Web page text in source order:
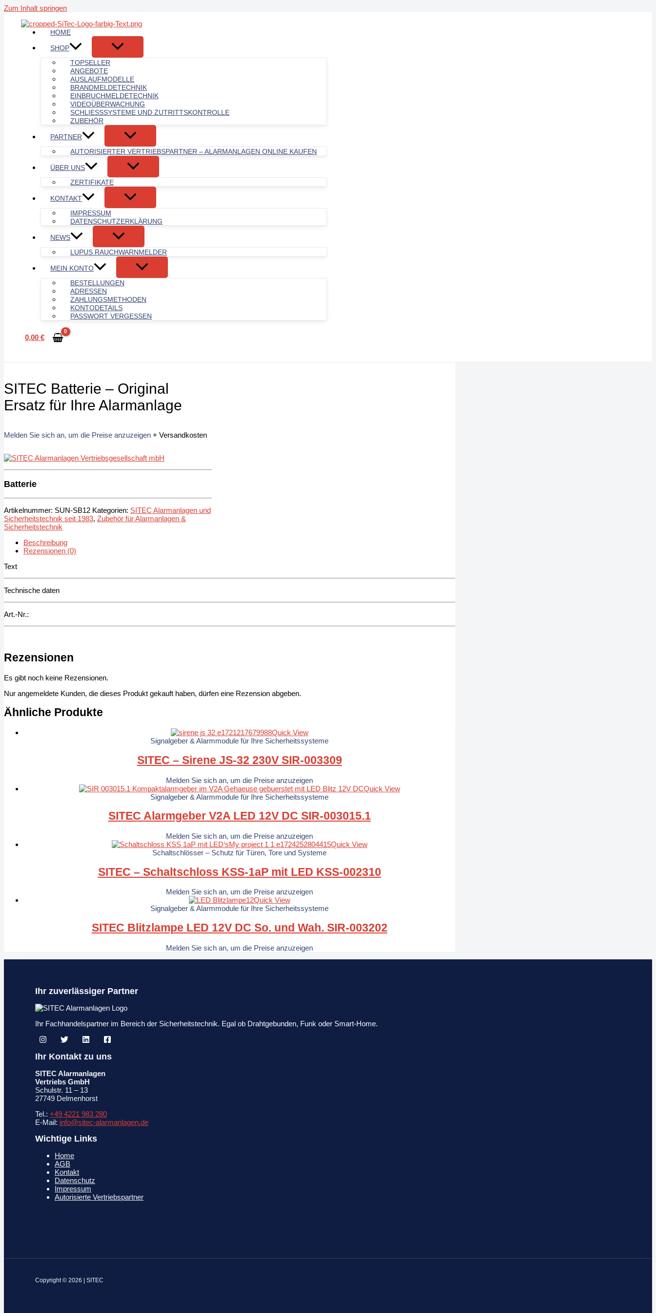
Zum Inhalt springen
HOME
SHOP
TOPSELLER
ANGEBOTE
AUSLAUFMODELLE
BRANDMELDETECHNIK
EINBRUCHMELDETECHNIK
VIDEOÜBERWACHUNG
SCHLIESSSYSTEME UND ZUTRITTSKONTROLLE
ZUBEHÖR
PARTNER
AUTORISIERTER VERTRIEBSPARTNER – ALARMANLAGEN ONLINE KAUFEN
ÜBER UNS
ZERTIFIKATE
KONTAKT
IMPRESSUM
DATENSCHUTZERKLÄRUNG
NEWS
LUPUS RAUCHWARNMELDER
MEIN KONTO
BESTELLUNGEN
ADRESSEN
ZAHLUNGSMETHODEN
KONTODETAILS
PASSWORT VERGESSEN
0,00 €
SITEC Batterie – Original
Ersatz für Ihre Alarmanlage
Melden Sie sich an, um die Preise anzuzeigen + Versandkosten
Batterie
Artikelnummer: SUN-SB12 Kategorien: SITEC Alarmanlagen und
Sicherheitstechnik seit 1983, Zubehör für Alarmanlagen &
Sicherheitstechnik
Beschreibung
Rezensionen (0)
Text
Technische daten
Art.-Nr.:
Rezensionen
Es gibt noch keine Rezensionen.
Nur angemeldete Kunden, die dieses Produkt gekauft haben, dürfen eine Rezension abgeben.
Ähnliche Produkte
Quick View
Signalgeber & Alarmmodule für Ihre Sicherheitssysteme
SITEC – Sirene JS-32 230V SIR-003309
Melden Sie sich an, um die Preise anzuzeigen
Quick View
Signalgeber & Alarmmodule für Ihre Sicherheitssysteme
SITEC Alarmgeber V2A LED 12V DC SIR-003015.1
Melden Sie sich an, um die Preise anzuzeigen
Quick View
Schaltschlösser – Schutz für Türen, Tore und Systeme
SITEC – Schaltschloss KSS-1aP mit LED KSS-002310
Melden Sie sich an, um die Preise anzuzeigen
Quick View
Signalgeber & Alarmmodule für Ihre Sicherheitssysteme
SITEC Blitzlampe LED 12V DC So. und Wah. SIR-003202
Melden Sie sich an, um die Preise anzuzeigen
Ihr zuverlässiger Partner
Ihr Fachhandelspartner im Bereich der Sicherheitstechnik. Egal ob Drahtgebunden, Funk oder Smart-Home.
Ihr Kontakt zu uns
SITEC Alarmanlagen
Vertriebs GmbH
Schulstr. 11 – 13
27749 Delmenhorst
Tel.: +49 4221 983 280
E-Mail: info@sitec-alarmanlagen.de
Wichtige Links
Home
AGB
Kontakt
Datenschutz
Impressum
Autorisierte Vertriebspartner
Copyright © 2026 | SITEC